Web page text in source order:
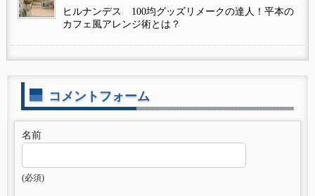
ヒルナンデス 100均グッズリメークの達人！平本の
カフェ風アレンジ術とは？
コメントフォーム
名前
(必須)